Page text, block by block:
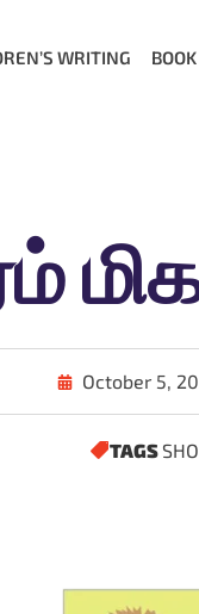
WRITING
October 5,
TAGS